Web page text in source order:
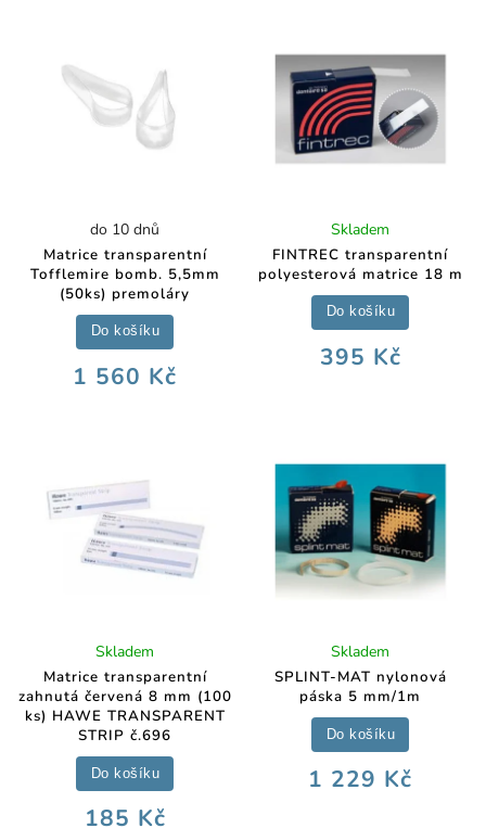
Matrice transparentní
Tofflemire bomb. 5,5mm
(50ks) premoláry
do 10 dnů
1 560 Kč
Do košíku
FINTREC transparentní
polyesterová matrice 18 m
Skladem
395 Kč
Do košíku
Matrice transparentní
zahnutá červená 8 mm (100
ks) HAWE TRANSPARENT
STRIP č.696
Skladem
185 Kč
Do košíku
SPLINT-MAT nylonová
páska 5 mm/1m
Skladem
1 229 Kč
Do košíku